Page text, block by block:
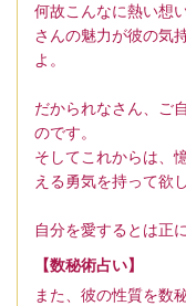
何故こんなに熱い想
さんの魅力が彼の気
よ。
だかられなさん、ご
のです。
そしてこれからは、
える勇気を持って欲
自分を愛するとは正
【数秘術占い】
また、彼の性質を数